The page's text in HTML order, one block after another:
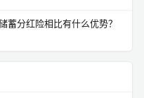
蓄分红险相比有什么优势？